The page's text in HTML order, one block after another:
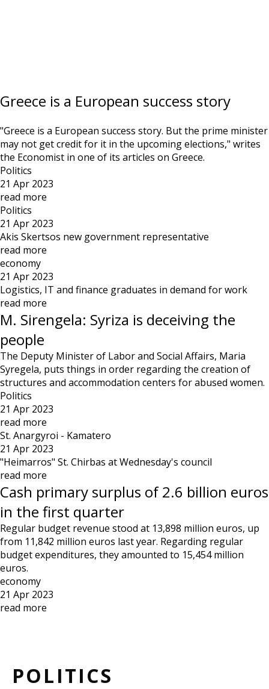
Greece is a European success story
"Greece is a European success story. But the prime minister
may not get credit for it in the upcoming elections," writes
the Economist in one of its articles on Greece.
Politics
21 Apr 2023
read more
Politics
21 Apr 2023
Akis Skertsos new government representative
read more
economy
21 Apr 2023
Logistics, IT and finance graduates in demand for work
read more
M. Sirengela: Syriza is deceiving the
people
The Deputy Minister of Labor and Social Affairs, Maria
Syregela, puts things in order regarding the creation of
structures and accommodation centers for abused women.
Politics
21 Apr 2023
read more
St. Anargyroi - Kamatero
21 Apr 2023
"Heimarros" St. Chirbas at Wednesday's council
read more
Cash primary surplus of 2.6 billion euros
in the first quarter
Regular budget revenue stood at 13,898 million euros, up
from 11,842 million euros last year. Regarding regular
budget expenditures, they amounted to 15,454 million
euros.
economy
21 Apr 2023
read more
POLITICS